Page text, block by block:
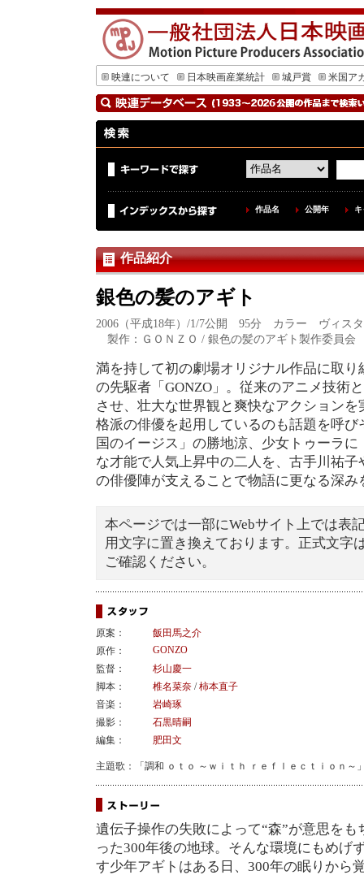
映連について 日本映画産業統計 城戸賞 米国ア
作品名 公開年
作品紹介
銀色の髪のアギト
2006（平成18年）/1/7公開 95分 カラー ヴィ
製作：ＧＯＮＺＯ / 銀色の髪のアギト製作委員会
満を持して初の劇場オリジナル作品に取
の先駆者「GONZO」。従来のアニメ技術
させ、壮大な世界観と爽快なアクション
格派の俳優を起用しているのも話題を呼
国のイージス」の勝地涼、少女トゥーラ
な才能で人気上昇中の二人を、古手川祐
の俳優陣が支えることで物語に更なる深み
本ページでは一部にWebサイト上では表
用文字に置き換えております。正式文字
ご確認ください。
原案：
飯田馬之介
原作：
GONZO
監督：
杉山慶一
脚本：
椎名菜奈/柿本直子
音楽：
岩崎琢
撮影：
石黒晴嗣
編集：
肥田文
主題歌：「調和 ｏｔｏ ～ｗｉｔｈ ｒｅｆｌｅｃｔｉｏｎ～
遺伝子操作の失敗によって“森”が意思を
った300年後の地球。そんな環境にもめげ
す少年アギトはある日、300年の眠りから